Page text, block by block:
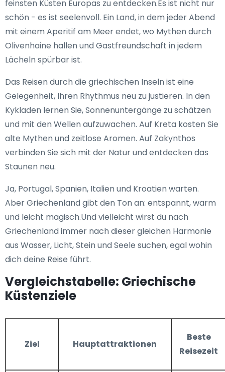
feinsten Küsten Europas zu entdecken.Es ist nicht nur
schön - es ist seelenvoll. Ein Land, in dem jeder Abend
mit einem Aperitif am Meer endet, wo Mythen durch
Olivenhaine hallen und Gastfreundschaft in jedem
Lächeln spürbar ist.
Das Reisen durch die griechischen Inseln ist eine
Gelegenheit, Ihren Rhythmus neu zu justieren. In den
Kykladen lernen Sie, Sonnenuntergänge zu schätzen
und mit den Wellen aufzuwachen. Auf Kreta kosten Sie
alte Mythen und zeitlose Aromen. Auf Zakynthos
verbinden Sie sich mit der Natur und entdecken das
Staunen neu.
Ja, Portugal, Spanien, Italien und Kroatien warten.
Aber Griechenland gibt den Ton an: entspannt, warm
und leicht magisch.Und vielleicht wirst du nach
Griechenland immer nach dieser gleichen Harmonie
aus Wasser, Licht, Stein und Seele suchen, egal wohin
dich deine Reise führt.
Vergleichstabelle: Griechische
Küstenziele
Ziel Hauptattraktionen
Beste
Reisezeit